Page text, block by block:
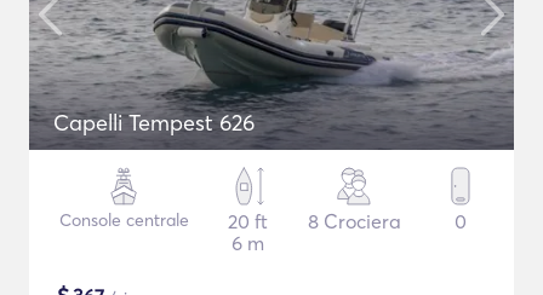
Capelli Tempest 626
Console centrale
20 ft
6 m
8 Crociera 0